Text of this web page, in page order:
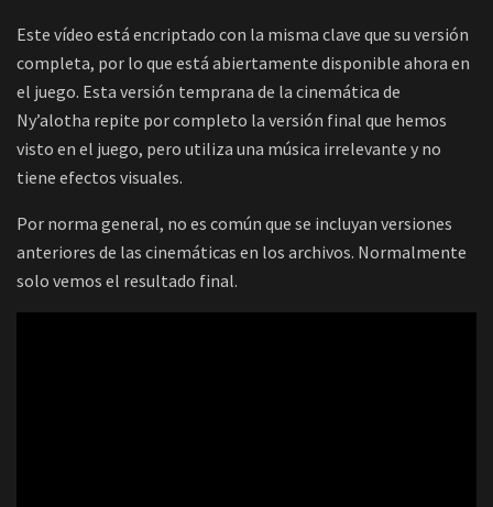
Este vídeo está encriptado con la misma clave que su versión
completa, por lo que está abiertamente disponible ahora en
el juego. Esta versión temprana de la cinemática de
Ny’alotha repite por completo la versión final que hemos
visto en el juego, pero utiliza una música irrelevante y no
tiene efectos visuales.
Por norma general, no es común que se incluyan versiones
anteriores de las cinemáticas en los archivos. Normalmente
solo vemos el resultado final.